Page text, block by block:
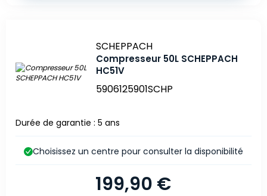
Marque
SCHEPPACH
Compresseur 50L SCHEPPACH
HC51V
5906125901SCHP
Durée de garantie : 5 ans
199,90 €
Choisissez un centre pour consulter la disponibilité